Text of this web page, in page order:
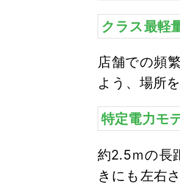
クラス最軽
店舗での頻
よう、場所
特定電力モ
約2.5ｍの長
きにも左右